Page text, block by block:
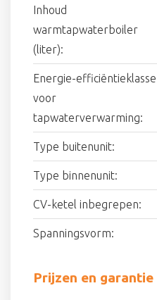
Inhoud
warmtapwaterboiler
(liter):
Energie-efficiëntieklasse
voor
tapwaterverwarming:
Type buitenunit:
Type binnenunit:
CV-ketel inbegrepen:
Spanningsvorm:
Prijzen en garantie